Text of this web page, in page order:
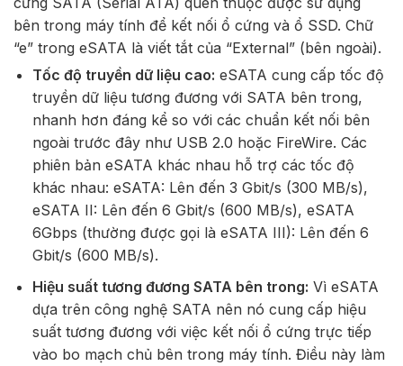
bên trong máy tính để kết nối ổ cứng và ổ SSD. Chữ
“e” trong eSATA là viết tắt của “External” (bên ngoài).
Tốc độ truyền dữ liệu cao: eSATA cung cấp tốc độ
truyền dữ liệu tương đương với SATA bên trong,
nhanh hơn đáng kể so với các chuẩn kết nối bên
ngoài trước đây như USB 2.0 hoặc FireWire. Các
phiên bản eSATA khác nhau hỗ trợ các tốc độ
khác nhau: eSATA: Lên đến 3 Gbit/s (300 MB/s),
eSATA II: Lên đến 6 Gbit/s (600 MB/s), eSATA
6Gbps (thường được gọi là eSATA III): Lên đến 6
Gbit/s (600 MB/s).
Hiệu suất tương đương SATA bên trong: Vì eSATA
dựa trên công nghệ SATA nên nó cung cấp hiệu
suất tương đương với việc kết nối ổ cứng trực tiếp
vào bo mạch chủ bên trong máy tính. Điều này làm